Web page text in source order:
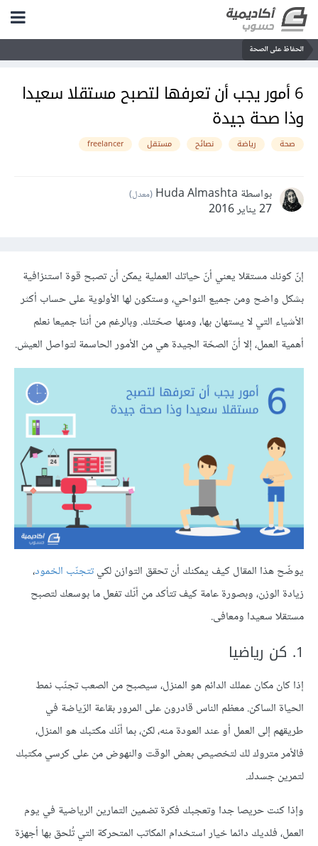
الحفاظ على الصحة
6 أمور يجب أن تعرفها لتصبح مستقلا سعيدا
وذا صحة جيدة
صحة رياضة نصائح مستقل freelancer
بواسطة Huda Almashta (معدل)
27 يناير 2016
إنّ كونك مستقلا يعني أنّ حياتك العملية يمكن أن تصبح قوة استنزافية
بشكل واضح ومن جميع النواحي، وستكون لها الأولوية على حساب أكثر
الأشياء التي لا يستهان بها، ومنها صحّتك. وبالرغم من أننا جميعا نعلم
أهمية العمل، إلا أنّ الصحّة الجيدة هي من الأمور الحاسمة لتواصل العيش.
يوضّح هذا المقال كيف يمكنك أن تحقق التوازن لكيتتجنّب الخمود،
زيادة الوزن، وبصورة عامة كيف تتأكد من أنّك تفعل ما بوسعك لتصبح
مستقلا سعيدا ومعافى.
1. كن رياضيا
إذا كان مكان عملك الدائم هو المنزل، سيصبح من الصعب تجنّب نمط
الحياة الساكن. معظم الناس قادرون على المرور بقاعة الرّياضة في
طريقهم إلى العمل أو عند العودة منه، لكن، بما أنّك مكتبك هو المنزل،
فالأمر متروك لك لتخصيص بعض الوقت والنهوض من على كرسي مكتبك
لتمرين جسدك.
وإذا كنت حريصا جدا وتعجبك فكرة تضمين التمارين الرياضية في يوم
العمل، فلديك دائما خيار استخدام المكاتب المتحركة التي تُلحق بها أجهزة